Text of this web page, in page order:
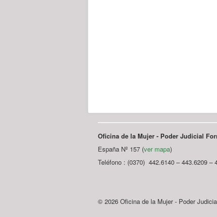
Oficina de la Mujer - Poder Judicial
España Nº 157 (ver mapa)
Teléfono : (0370) 442.6140 – 443.6209 –
© 2026 Oficina de la Mujer - Poder